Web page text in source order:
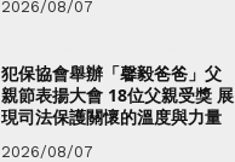
2026/08/07
犯保協會舉辦「馨毅爸爸」父
親節表揚大會 18位父親受獎 展
現司法保護關懷的溫度與力量
2026/08/07